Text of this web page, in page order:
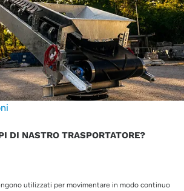
DI NASTRO TRASPORTATORE?
utilizzati per movimentare in modo continuo